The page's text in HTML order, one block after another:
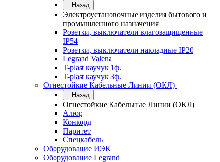
Назад
Электроустановочные изделия бытового и
промышленного назначения
Розетки, выключатели влагозащищенные
IP54
Розетки, выключатели накладные IP20
Legrand Valena
T-plast каучук 1ф.
T-plast каучук 3ф.
Огнестойкие Кабельные Линии (ОКЛ)
Назад
Огнестойкие Кабельные Линии (ОКЛ)
Алюр
Конкорд
Паритет
Спецкабель
Оборудование ИЭК
Оборудование Legrand